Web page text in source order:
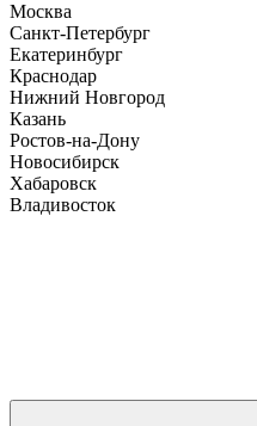
Москва
Санкт-Петербург
Екатеринбург
Краснодар
Нижний Новгород
Казань
Ростов-на-Дону
Новосибирск
Хабаровск
Владивосток